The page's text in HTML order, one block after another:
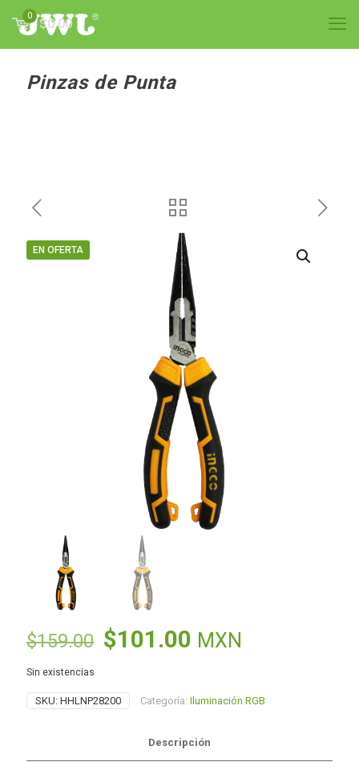
0
$0.00
Pinzas de Punta
EN OFERTA
$159.00 El
original
era:
$159.00.
$101.00 El
es:
$101.00.
MXN
Sin existencias
SKU: HHLNP28200 Categoría: Iluminación RGB
Descripción